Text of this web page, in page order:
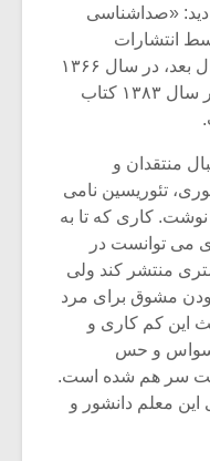
دید: «صداشناسی
که در شهریور ۱۳۴۹ توسط انتشارات
خوارزمی به چاپ رسید و هفده سال بعد، در سال ۱۳۶۶
کتاب «اصول نورپردازی تئاتر» و در سال ۱۳۸۳ کتاب
منتقدان و
تئوریسین نامی
کاری که تا به
می توانست در
بیشتری منتشر کند ولی
مشوق برای مرد
این کم کاری و
و حس
سر هم شده است.
معلم دانشور و